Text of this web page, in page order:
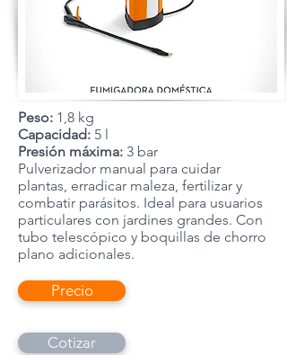
Peso: 1,8 kg
Capacidad: 5 l
Presión máxima: 3 bar
Pulverizador manual para cuidar
plantas, erradicar maleza, fertilizar y
combatir parásitos. Ideal para usuarios
particulares con jardines grandes. Con
tubo telescópico y boquillas de chorro
plano adicionales.
Precio
Cotizar